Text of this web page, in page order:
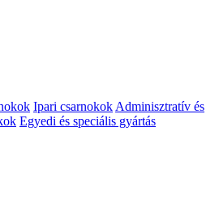
Ipari csarnokok Adminisztratív és
Egyedi és speciális gyártás